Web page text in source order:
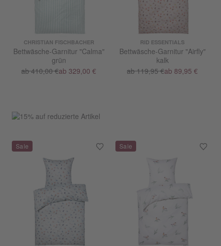
CHRISTIAN FISCHBACHER
Bettwäsche-Garnitur "Calma"
grün
ab 410,00 €ab 329,00 €
RID ESSENTIALS
Bettwäsche-Garnitur "Airfly"
kalk
ab 119,95 €ab 89,95 €